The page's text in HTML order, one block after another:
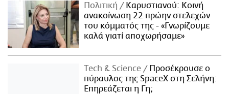
Πολιτική
Καρυστιανού: Κοινή
ανακοίνωση 22 πρώην στελεχών
του κόμματός της - «Γνωρίζουμε
καλά γιατί αποχωρήσαμε»
Τech & Science
Προσέκρουσε ο
πύραυλος της SpaceX στη Σελήνη:
Επηρεάζεται η Γη;